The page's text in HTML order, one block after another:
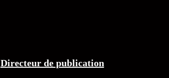
Directeur de publication